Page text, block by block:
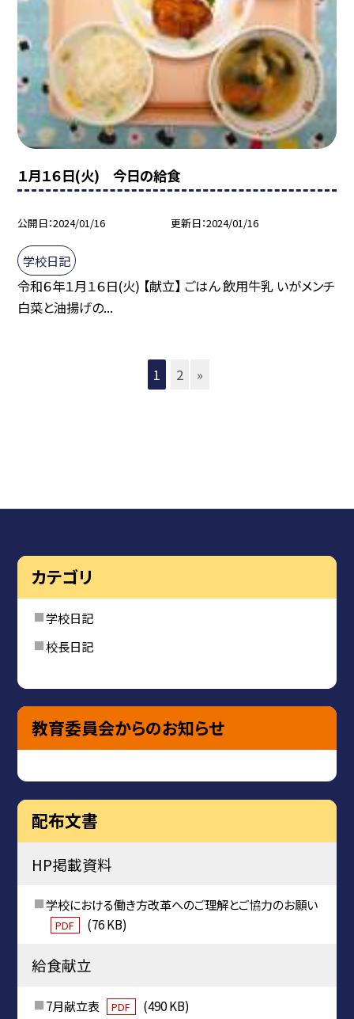
１月１６日(火) 今日の給食
公開日 2024/01/16 更新日 2024/01/16
学校日記
令和６年１月１６日(火) 【献立】 ごはん 飲用牛乳 いがメンチ
白菜と油揚げの...
1 2 »
カテゴリ
学校日記
校長日記
教育委員会からのお知らせ
配布文書
HP掲載資料
学校における働き方改革へのご理解とご協力のお願い
PDF (76 KB)
給食献立
7月献立表 PDF (490 KB)